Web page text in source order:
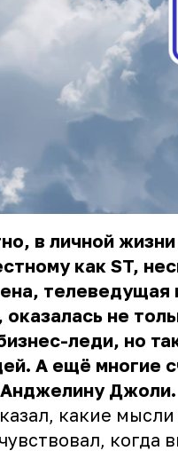
в личной
как ST,
телеведущая
оказалась не
леди, но
А ещё многие
Джоли.
какие
когда